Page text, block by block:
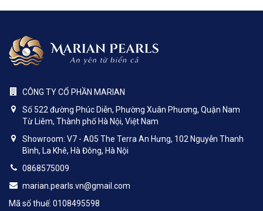
CÔNG TY CỔ PHẦN MARIAN
Số 522 đường Phúc Diễn, Phường Xuân Phương, Quận Nam
Từ Liêm, Thành phố Hà Nội, Việt Nam
Showroom: V7 - A05 The Terra An Hưng, 102 Nguyễn Thanh
Bình, La Khê, Hà Đông, Hà Nội
0868575009
marian.pearls.vn@gmail.com
Mã số thuế: 0108495598